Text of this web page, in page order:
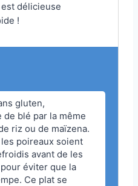
délicieuse
!
gluten,
de blé par la même
riz ou de maïzena.
poireaux soient
avant de les
éviter que la
Ce plat se